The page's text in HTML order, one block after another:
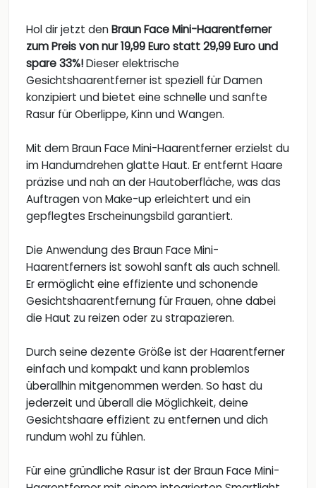
Hol dir jetzt denBraun Face Mini-Haarentferner
zum Preis von nur 19,99 Euro statt 29,99 Euro und
spare 33%!Dieser elektrische
Gesichtshaarentferner ist speziell für Damen
konzipiert und bietet eine schnelle und sanfte
Rasur für Oberlippe, Kinn und Wangen.
Mit dem Braun Face Mini-Haarentferner erzielst du
im Handumdrehen glatte Haut. Er entfernt Haare
präzise und nah an der Hautoberfläche, was das
Auftragen von Make-up erleichtert und ein
gepflegtes Erscheinungsbild garantiert.
Die Anwendung des Braun Face Mini-
Haarentferners ist sowohl sanft als auch schnell.
Er ermöglicht eine effiziente und schonende
Gesichtshaarentfernung für Frauen, ohne dabei
die Haut zu reizen oder zu strapazieren.
Durch seine dezente Größe ist der Haarentferner
einfach und kompakt und kann problemlos
überallhin mitgenommen werden. So hast du
jederzeit und überall die Möglichkeit, deine
Gesichtshaare effizient zu entfernen und dich
rundum wohl zu fühlen.
Für eine gründliche Rasur ist der Braun Face Mini-